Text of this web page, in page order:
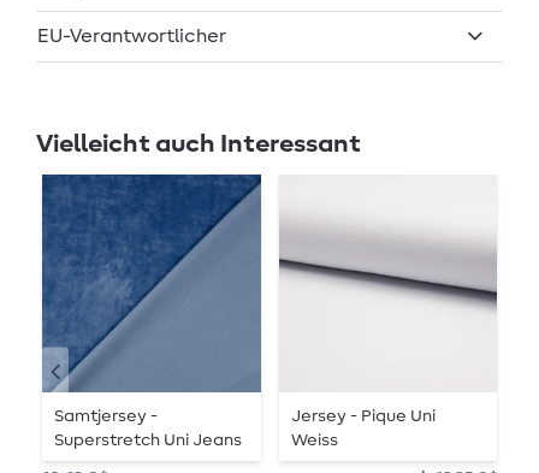
EU-Verantwortlicher
Vielleicht auch Interessant
Samtjersey -
Superstretch Uni Jeans
Jersey - Pique Uni
Weiss